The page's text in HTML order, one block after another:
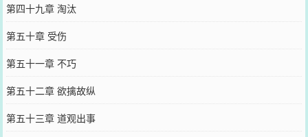
第四十九章 淘汰
第五十章 受伤
第五十一章 不巧
第五十二章 欲擒故纵
第五十三章 道观出事